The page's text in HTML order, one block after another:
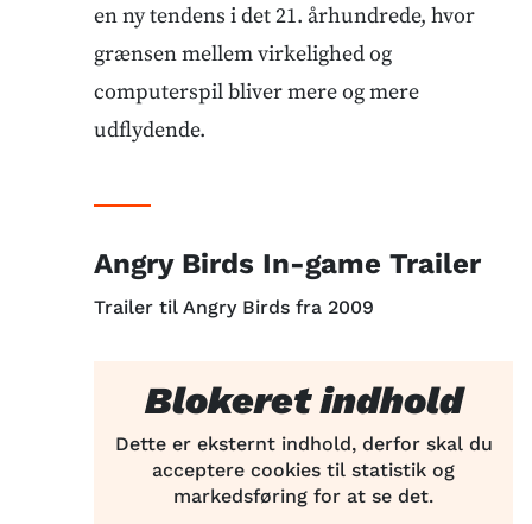
en ny tendens i det 21. århundrede, hvor
grænsen mellem virkelighed og
computerspil bliver mere og mere
udflydende.
Angry Birds In-game Trailer
Trailer til Angry Birds fra 2009
Blokeret indhold
Dette er eksternt indhold, derfor skal du
acceptere cookies til statistik og
markedsføring for at se det.